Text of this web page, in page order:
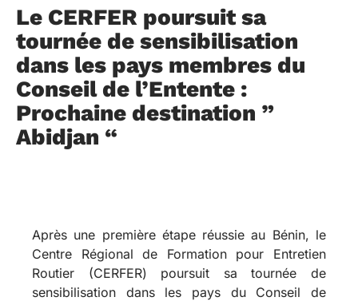
Le CERFER poursuit sa
tournée de sensibilisation
dans les pays membres du
Conseil de l’Entente :
Prochaine destination ”
Abidjan “
Après une première étape réussie au Bénin, le
Centre Régional de Formation pour Entretien
Routier (CERFER) poursuit sa tournée de
sensibilisation dans les pays du Conseil de